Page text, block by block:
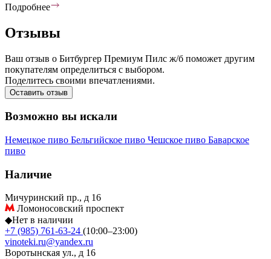
Подробнее
Отзывы
Ваш отзыв о Битбургер Премиум Пилс ж/б поможет другим
покупателям определиться с выбором.
Поделитесь своими впечатлениями.
Оставить отзыв
Возможно вы искали
Немецкое пиво Бельгийское пиво Чешское пиво Баварское
пиво
Наличие
Мичуринский пр., д 16
Ломоносовский проспект
◆Нет в наличии
+7 (985) 761-63-24 (10:00–23:00)
vinoteki.ru@yandex.ru
Воротынская ул., д 16